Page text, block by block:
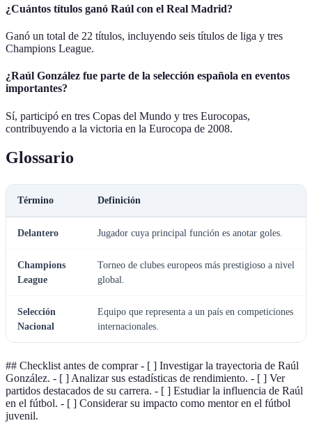
¿Cuántos títulos ganó Raúl con el Real Madrid?
Ganó un total de 22 títulos, incluyendo seis títulos de liga y tres
Champions League.
¿Raúl González fue parte de la selección española en eventos
importantes?
Sí, participó en tres Copas del Mundo y tres Eurocopas,
contribuyendo a la victoria en la Eurocopa de 2008.
Glossario
Término Definición
Delantero Jugador cuya principal función es anotar goles.
Champions
League
Torneo de clubes europeos más prestigioso a nivel
global.
Selección
Nacional
Equipo que representa a un país en competiciones
internacionales.
## Checklist antes de comprar - [ ] Investigar la trayectoria de Raúl
González. - [ ] Analizar sus estadísticas de rendimiento. - [ ] Ver
partidos destacados de su carrera. - [ ] Estudiar la influencia de Raúl
en el fútbol. - [ ] Considerar su impacto como mentor en el fútbol
juvenil.